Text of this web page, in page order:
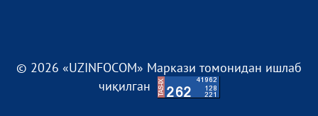
© 2026 «UZINFOCOM» Маркази томонидан ишлаб
чиқилган